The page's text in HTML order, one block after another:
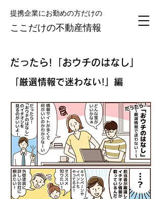
提携企業にお勤めの方だけの
​ここだけの不動産情報
だったら!「おウチのはなし」
「厳選情報で迷わない!」編